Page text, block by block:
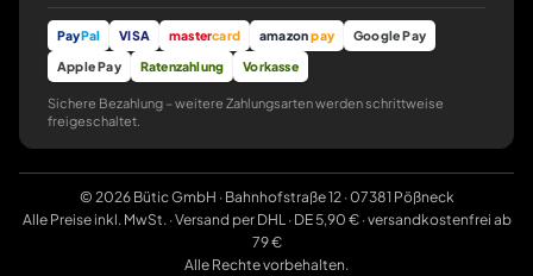
PayPal VISA mastercard amazonpay
Google Pay
Apple Pay
Ratenzahlung Vorkasse
Sichere Bezahlung – weitere Zahlungsarten werden schrittweise
freigeschaltet.
© 2026 Bütic GmbH · Bahnhofstraße 12 · 07381 Pößneck
Alle Preise inkl. MwSt. · Versand per DHL · DE 5,90 € · versandkostenfrei ab
79 €
Alle Rechte vorbehalten.